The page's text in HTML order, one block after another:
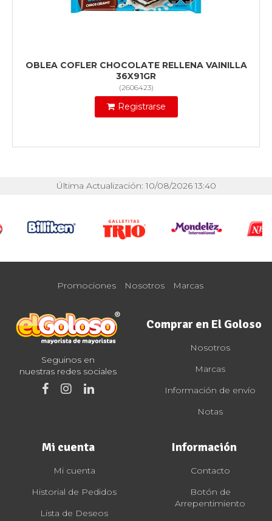
OBLEA COFLER CHOCOLATE RELLENA VAINILLA
36X91GR
(2606423)
Registrarse
Última Actualización: 10/08/2026 13:40
Promociones Nosotros Marcas
Seguinos en
nuestras redes sociales
Comprar en El Goloso
Nosotros
Marcas
Información de envío
Notas
Mi cuenta
Mi cuenta
Historial de Pedidos
Lista de Deseos
Información
Contacto
Botón de
Arrepentimiento